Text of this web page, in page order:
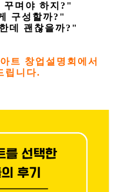
꾸며야 하지?"
구성할까?"
데 괜찮을까?"
트 창업설명회에서
립니다.